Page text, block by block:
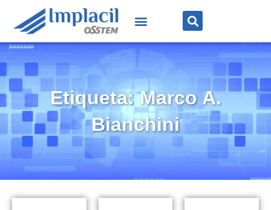
Etiqueta: Marco A.
Bianchini